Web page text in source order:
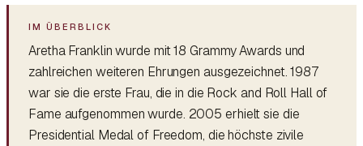
Aretha Franklin wurde mit 18 Grammy Awards und
zahlreichen weiteren Ehrungen ausgezeichnet. 1987
war sie die erste Frau, die in die Rock and Roll Hall of
Fame aufgenommen wurde. 2005 erhielt sie die
Presidential Medal of Freedom, die höchste zivile